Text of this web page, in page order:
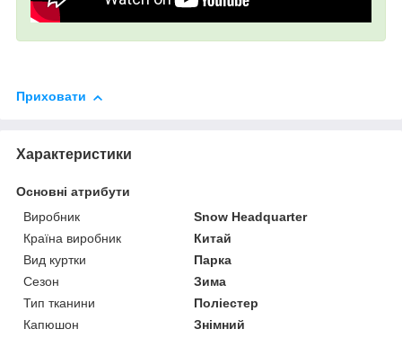
Приховати
Характеристики
Основні атрибути
Виробник
Snow Headquarter
Країна виробник
Китай
Вид куртки
Парка
Сезон
Зима
Тип тканини
Поліестер
Капюшон
Знімний